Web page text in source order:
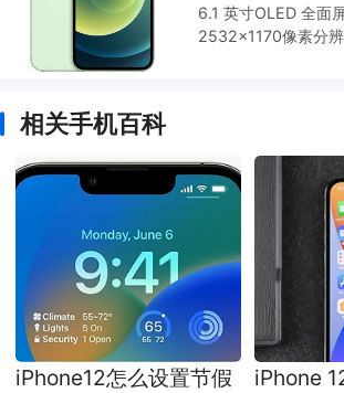
6.1 英寸OLED 全面
2532x1170像素分
相关手机百科
iPhone12怎么设置节假
iPhone